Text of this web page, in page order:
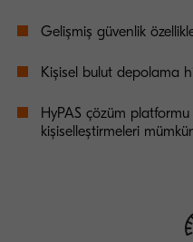
Gelişmiş güvenlik
Kişisel bulut depolama
HyPAS çözüm
kişiselleştirmeleri